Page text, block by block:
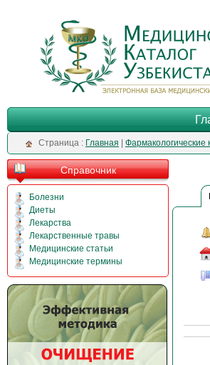
Cтраница : Главная Фармакологические
Справочник
Болезни
Диеты
Лекарства
Лекарственные травы
Медицинские статьи
Медицинские термины